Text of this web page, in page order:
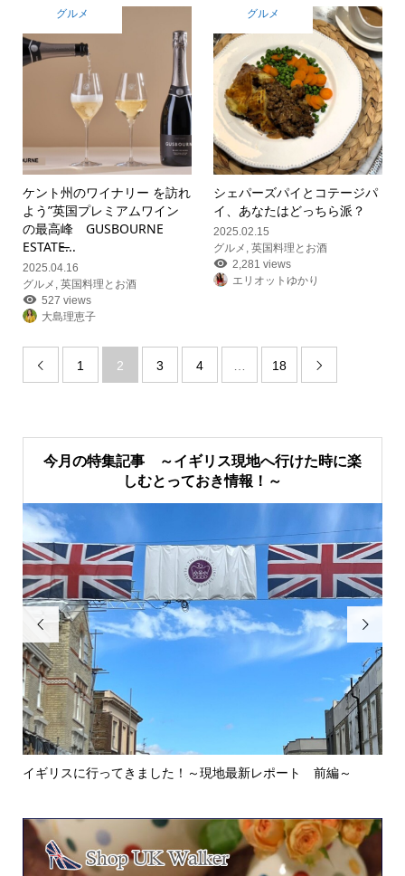
グルメ
ケント州のワイナリー を訪れ
よう”英国プレミアムワイン
の最高峰 GUSBOURNE
ESTATE̶...
2025.04.16
グルメ , 英国料理とお酒
527 views
大島理恵子
グルメ
シェパーズパイとコテージパ
イ、あなたはどっちら派？
2025.02.15
グルメ ,英国料理とお酒
2,281 views
エリオットゆかり
 1 2 3 4 … 18 
今月の特集記事 ～イギリス現地へ行けた時に楽
しむとっておき情報！～

イギリスに行ってきました！～現地最新レポート 前編～
